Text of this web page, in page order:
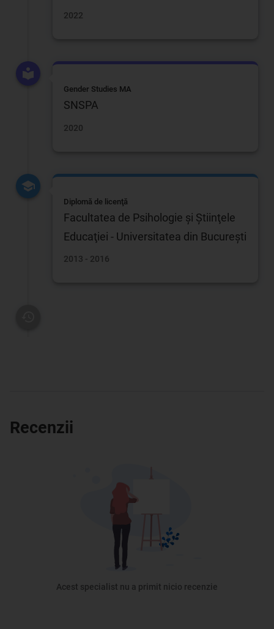
2022
Gender Studies MA
SNSPA
2020
Diplomă de licenţă
Facultatea de Psihologie şi Ştiinţele
Educaţiei - Universitatea din Bucureşti
2013 - 2016
Recenzii
Acest specialist nu a primit nicio recenzie